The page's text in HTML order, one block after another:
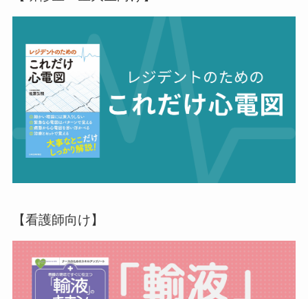
【看護師向け】